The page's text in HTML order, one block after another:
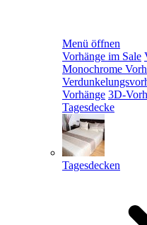
Menü öffnen
Vorhänge im Sale
Monochrome
Vorhänge 3D-
Tagesdecke
Tagesdecken